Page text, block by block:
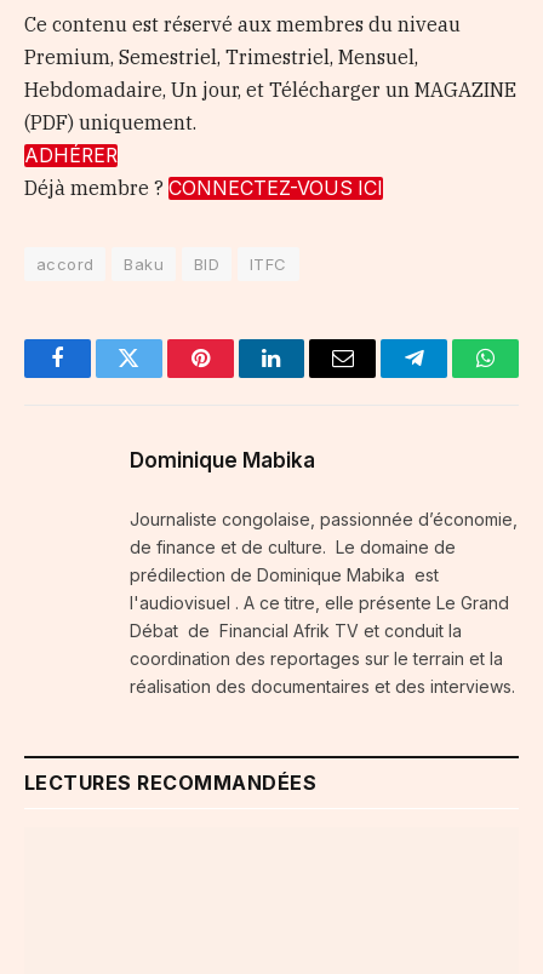
Ce contenu est réservé aux membres du niveau
Premium, Semestriel, Trimestriel, Mensuel,
Hebdomadaire, Un jour, et Télécharger un MAGAZINE
(PDF) uniquement.
ADHÉRER
Déjà membre ? CONNECTEZ-VOUS ICI
accord Baku BID ITFC
FacebookTwitter PinterestLinkedInEmail Telegram
Dominique Mabika
Journaliste congolaise, passionnée d’économie,
de finance et de culture. Le domaine de
prédilection de Dominique Mabika est
l'audiovisuel . A ce titre, elle présente Le Grand
Débat de Financial Afrik TV et conduit la
coordination des reportages sur le terrain et la
réalisation des documentaires et des interviews.
LECTURES RECOMMANDÉES